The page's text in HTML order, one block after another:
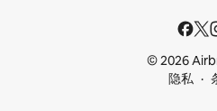
© 2026
隐私